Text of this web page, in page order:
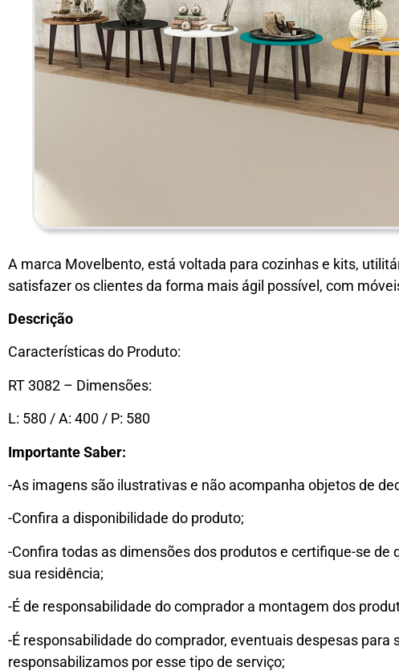
A marca Movelbento, está voltada para cozinhas e kits,
satisfazer os clientes da forma mais ágil possível, com
Descrição
Características do Produto:
RT 3082 – Dimensões:
L: 580 / A: 400 / P: 580
Importante Saber:
-As imagens são ilustrativas e não acompanha objetos de
-Confira a disponibilidade do produto;
-Confira todas as dimensões dos produtos e certifique-se
sua residência;
-É de responsabilidade do comprador a montagem dos
-É responsabilidade do comprador, eventuais despesas
responsabilizamos por esse tipo de serviço;